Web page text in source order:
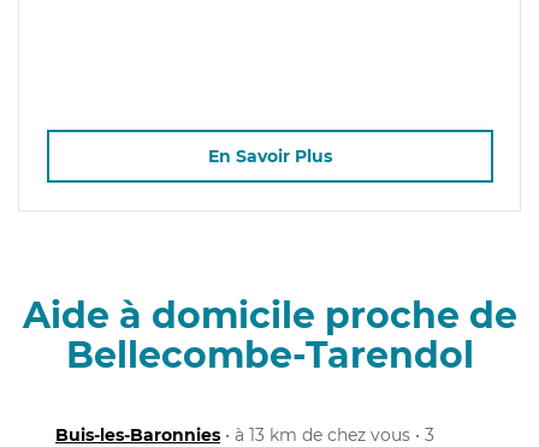
En Savoir Plus
Aide à domicile proche de
Bellecombe-Tarendol
Buis-les-Baronnies • à 13 km de chez vous • 3